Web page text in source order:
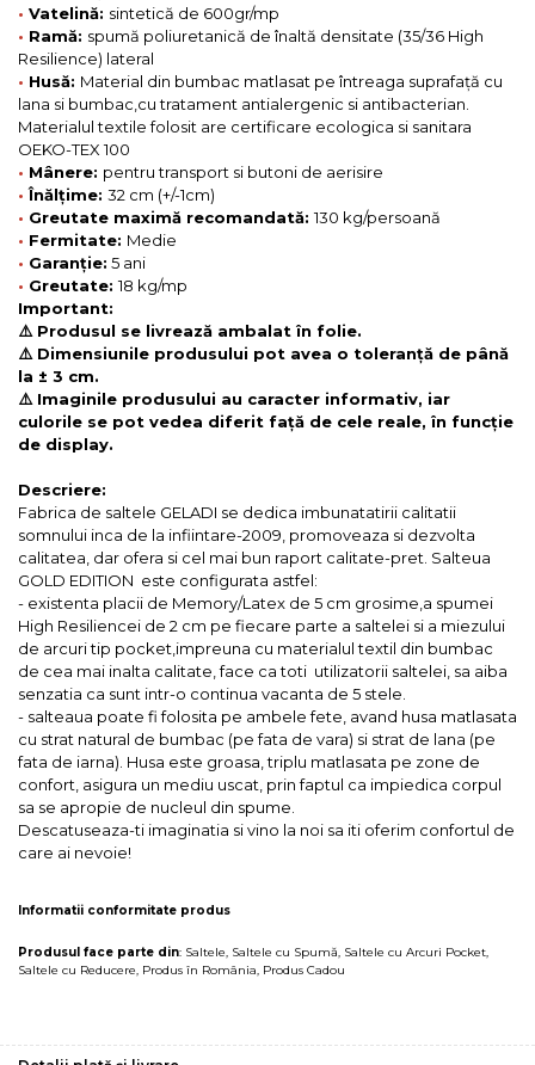
• Vatelină: sintetică de 600gr/mp
• Ramă: spumă poliuretanică de înaltă densitate (35/36 High
Resilience) lateral
• Husă: Material din bumbac matlasat pe întreaga suprafață cu
lana si bumbac,cu tratament antialergenic si antibacterian.
Materialul textile folosit are certificare ecologica si sanitara
OEKO-TEX 100
• Mânere: pentru transport si butoni de aerisire
•Înălțime: 32 cm (+/-1cm)
• Greutate maximă recomandată:130 kg/persoană
• Fermitate: Medie
• Garanție: 5 ani
• Greutate:18 kg/mp
Important:
⚠️ Produsul se livrează ambalat în folie.
⚠️ Dimensiunile produsului pot avea o toleranță de până
la ± 3 cm.
⚠️ Imaginile produsului au caracter informativ, iar
culorile se pot vedea diferit față de cele reale, în funcție
de display.
Descriere:
Fabrica de saltele GELADI se dedica imbunatatirii calitatii
somnului inca de la infiintare-2009, promoveaza si dezvolta
calitatea, dar ofera si cel mai bun raport calitate-pret. Salteua
GOLD EDITION este configurata astfel:
- existenta placii de Memory/Latex de 5 cm grosime,a spumei
High Resiliencei de 2 cm pe fiecare parte a saltelei si a miezului
de arcuri tip pocket,impreuna cu materialul textil din bumbac
de cea mai inalta calitate, face ca toti utilizatorii saltelei, sa aiba
senzatia ca sunt intr-o continua vacanta de 5 stele.
- salteaua poate fi folosita pe ambele fete, avand husa matlasata
cu strat natural de bumbac (pe fata de vara) si strat de lana (pe
fata de iarna). Husa este groasa, triplu matlasata pe zone de
confort, asigura un mediu uscat, prin faptul ca impiedica corpul
sa se apropie de nucleul din spume.
Descatuseaza-ti imaginatia si vino la noi sa iti oferim confortul de
care ai nevoie!
Informatii conformitate produs
Produsul face parte din: Saltele, Saltele cu Spumă, Saltele cu Arcuri Pocket,
Saltele cu Reducere, Produs în România, Produs Cadou